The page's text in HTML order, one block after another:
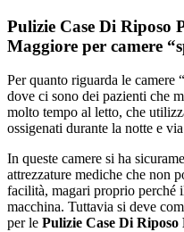
Pulizie Case Di Riposo
Maggiore per camere
Per quanto riguarda le camere
dove ci sono dei pazienti che
molto tempo al letto, che
ossigenati durante la notte e
In queste camere si ha
attrezzature mediche che non
facilità, magari proprio perché
macchina. Tuttavia si deve
per le Pulizie Case Di